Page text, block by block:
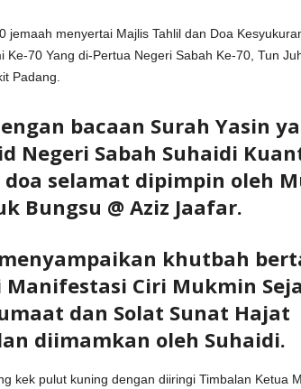
jemaah menyertai Majlis Tahlil dan Doa
Ke-70 Yang di-Pertua Negeri Sabah Ke-70, Tun
Padang.
bacaan Surah Yasin
Negeri Sabah Suhaidi
selamat dipimpin oleh
Bungsu @ Aziz Jaafar.
khutbah
Ciri Mukmin
dan Solat Sunat Hajat
diimamkan oleh Suhaidi.
kek pulut kuning dengan diiringi Timbalan Ketua